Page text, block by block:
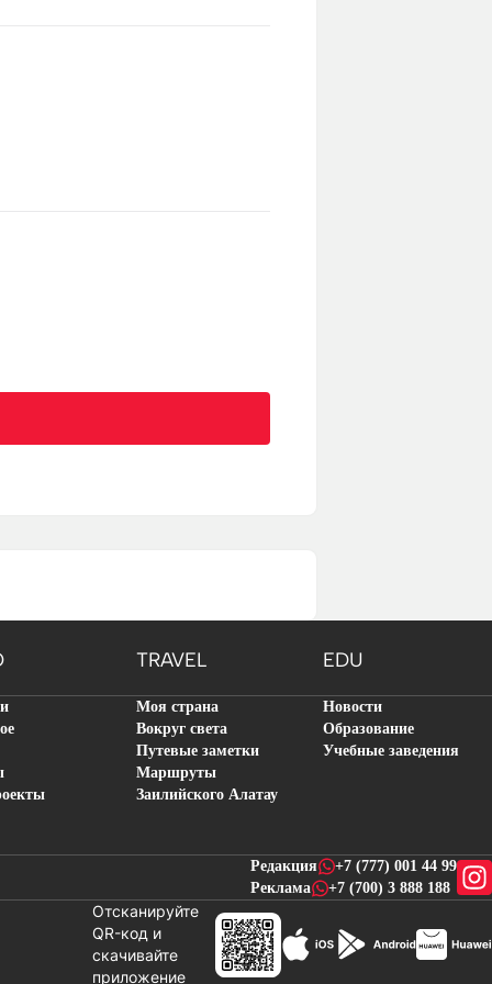
TRAVEL EDU
Моя страна
Вокруг света
Путевые заметки
Маршруты
Заилийского Алатау
Новости
Образование
Учебные заведения
Редакция
+7 (777) 001 44 99
Реклама
+7 (700) 3 888 188
Отсканируйте
QR-код и
скачивайте
приложениеновостей